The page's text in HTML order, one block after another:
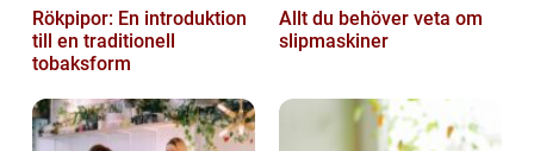
Rökpipor: En introduktion
till en traditionell
tobaksform
Allt du behöver veta om
slipmaskiner